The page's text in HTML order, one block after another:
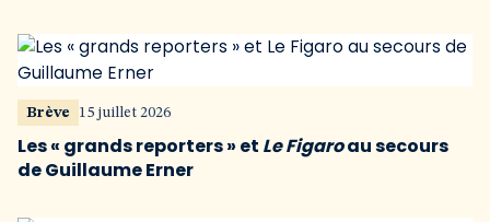
Brève 15 juillet 2026
Les « grands reporters » et Le Figaroau secours
de Guillaume Erner